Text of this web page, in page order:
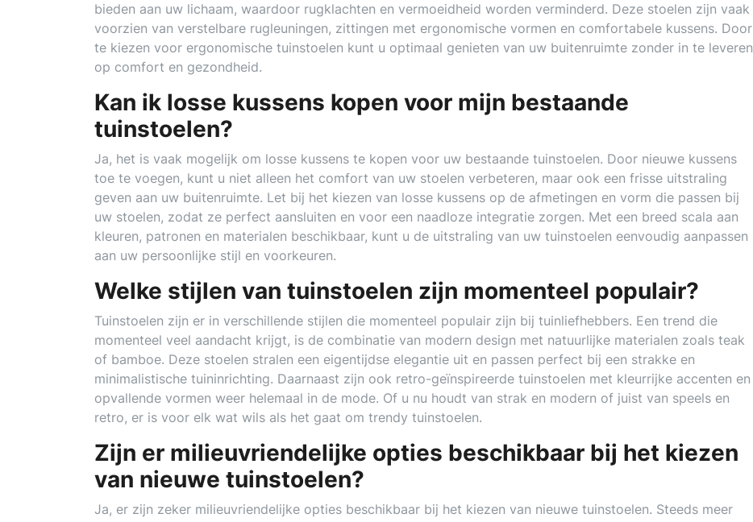
bieden aan uw lichaam, waardoor rugklachten en vermoeidheid worden verminderd. Deze stoelen zijn vaak
voorzien van verstelbare rugleuningen, zittingen met ergonomische vormen en comfortabele kussens. Door
te kiezen voor ergonomische tuinstoelen kunt u optimaal genieten van uw buitenruimte zonder in te leveren
op comfort en gezondheid.
Kan ik losse kussens kopen voor mijn bestaande
tuinstoelen?
Ja, het is vaak mogelijk om losse kussens te kopen voor uw bestaande tuinstoelen. Door nieuwe kussens
toe te voegen, kunt u niet alleen het comfort van uw stoelen verbeteren, maar ook een frisse uitstraling
geven aan uw buitenruimte. Let bij het kiezen van losse kussens op de afmetingen en vorm die passen bij
uw stoelen, zodat ze perfect aansluiten en voor een naadloze integratie zorgen. Met een breed scala aan
kleuren, patronen en materialen beschikbaar, kunt u de uitstraling van uw tuinstoelen eenvoudig aanpassen
aan uw persoonlijke stijl en voorkeuren.
Welke stijlen van tuinstoelen zijn momenteel populair?
Tuinstoelen zijn er in verschillende stijlen die momenteel populair zijn bij tuinliefhebbers. Een trend die
momenteel veel aandacht krijgt, is de combinatie van modern design met natuurlijke materialen zoals teak
of bamboe. Deze stoelen stralen een eigentijdse elegantie uit en passen perfect bij een strakke en
minimalistische tuininrichting. Daarnaast zijn ook retro-geïnspireerde tuinstoelen met kleurrijke accenten en
opvallende vormen weer helemaal in de mode. Of u nu houdt van strak en modern of juist van speels en
retro, er is voor elk wat wils als het gaat om trendy tuinstoelen.
Zijn er milieuvriendelijke opties beschikbaar bij het kiezen
van nieuwe tuinstoelen?
Ja, er zijn zeker milieuvriendelijke opties beschikbaar bij het kiezen van nieuwe tuinstoelen. Steeds meer